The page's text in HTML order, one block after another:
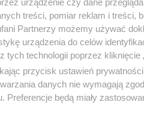
wielu przypadkach
nazwiska
wymierzonych
treści, pomiar reklam i treści,
Partnerzy możemy używać
urządzenia do celów
tych technologii poprzez
przycisk ustawień
danych nie wymagają
Preferencje będą miały